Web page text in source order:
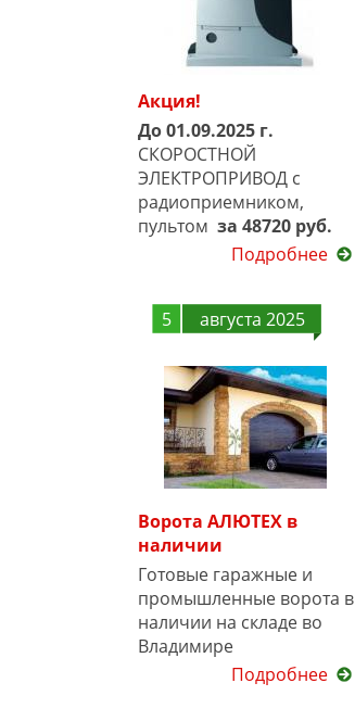
Акция!
До 01.09.2025 г.
СКОРОСТНОЙ
ЭЛЕКТРОПРИВОД с
радиоприемником,
пультом за 48720 руб.
Подробнее
5 августа 2025
Ворота АЛЮТЕХ в
наличии
Готовые гаражные и
промышленные ворота в
наличии на складе во
Владимире
Подробнее